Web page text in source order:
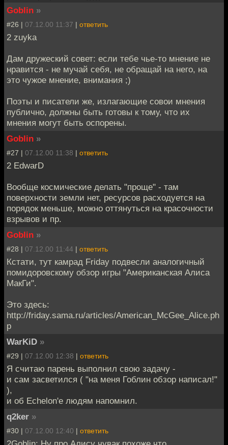
Goblin »
#26 | 07.12.00 11:37 | ответить
2 zuyka
Дам дружеский совет: если тебе чье-то мнение не
нравится - не мучай себя, не обращай на него, на
это чужое мнение, внимания ;)
Поэты и писатели же, излагающие совои мнения
публично, должны быть готовы к тому, что их
мнения могут быть оспорены.
Goblin »
#27 | 07.12.00 11:38 | ответить
2 EdwarD
Вообще космические делать "проще" - там
поверхности земли нет, ресурсов расходуется на
порядок меньше, можно оттянуться на красочности
взрывов и пр.
Goblin »
#28 | 07.12.00 11:44 | ответить
Кстати, тут камрад Friday подвесли аналогичный
помидоровскому обзор игры "Американская Алиса
МакГи".
Это здесь:
http://friday.sama.ru/articles/American_McGee_Alice.ph
p
WarKiD »
#29 | 07.12.00 12:38 | ответить
Я считаю парень выполнил свою задачу -
и сам засветился ( "на меня Гоблин обзор написал!"
),
и об Echelon'е людям напомнил.
q2ker »
#30 | 07.12.00 12:40 | ответить